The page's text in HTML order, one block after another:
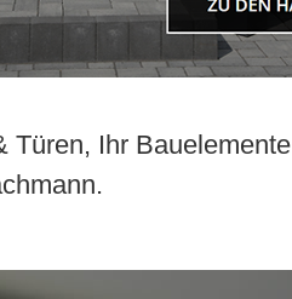
Türen, Ihr Bauelemente